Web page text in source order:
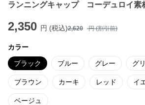
ランニングキャップ コーデュロイ素
2,350 円 (税込)2,620 円 (割引前)
カラー
ブラック ブルー グレー グ
ブラウン カーキ レッド イ
ベージュ